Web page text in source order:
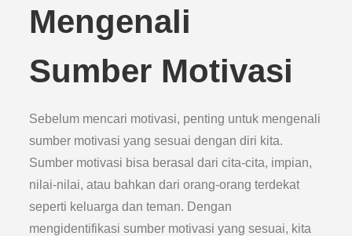
Mengenali
Sumber Motivasi
Sebelum mencari motivasi, penting untuk mengenali
sumber motivasi yang sesuai dengan diri kita.
Sumber motivasi bisa berasal dari cita-cita, impian,
nilai-nilai, atau bahkan dari orang-orang terdekat
seperti keluarga dan teman. Dengan
mengidentifikasi sumber motivasi yang sesuai, kita